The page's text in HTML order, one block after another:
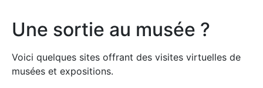
Une sortie au musée ?
Voici quelques sites offrant des visites virtuelles de
musées et expositions.